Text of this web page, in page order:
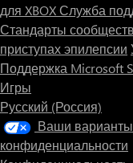
для XBOXСлужба
Стандарты
приступах эпилепсии
Поддержка Microsoft
Игры
Русский (Россия)
Ваши
конфиденциальности